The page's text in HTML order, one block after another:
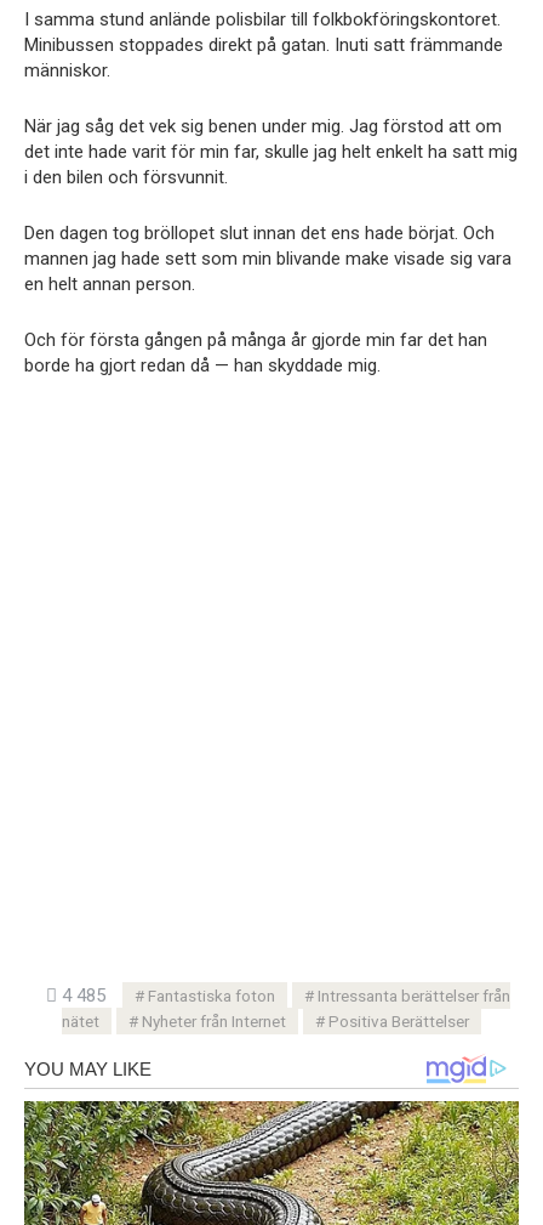
I samma stund anlände polisbilar till folkbokföringskontoret.
Minibussen stoppades direkt på gatan. Inuti satt främmande
människor.
När jag såg det vek sig benen under mig. Jag förstod att om
det inte hade varit för min far, skulle jag helt enkelt ha satt mig
i den bilen och försvunnit.
Den dagen tog bröllopet slut innan det ens hade börjat. Och
mannen jag hade sett som min blivande make visade sig vara
en helt annan person.
Och för första gången på många år gjorde min far det han
borde ha gjort redan då — han skyddade mig.
4 485 Fantastiska foton
Intressanta berättelser från
nätet
Nyheter från Internet Positiva Berättelser